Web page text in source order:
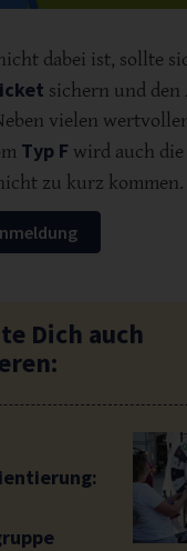
dabei ist, sollte
sichern und den
vielen
Typ F wird auch die
zu kurz kommen.
Dich auch